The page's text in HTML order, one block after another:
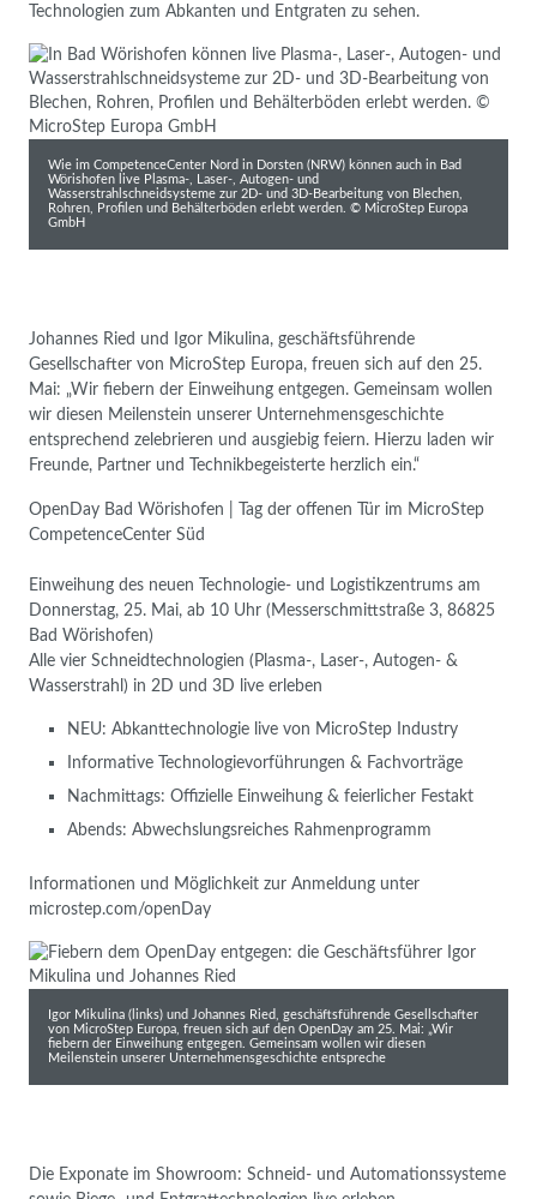
Technologien zum Abkanten und Entgraten zu sehen.
Wie im CompetenceCenter Nord in Dorsten (NRW) können auch in Bad
Wörishofen live Plasma-, Laser-, Autogen- und
Wasserstrahlschneidsysteme zur 2D- und 3D-Bearbeitung von Blechen,
Rohren, Profilen und Behälterböden erlebt werden. © MicroStep Europa
GmbH
Johannes Ried und Igor Mikulina, geschäftsführende
Gesellschafter von MicroStep Europa, freuen sich auf den 25.
Mai: „Wir fiebern der Einweihung entgegen. Gemeinsam wollen
wir diesen Meilenstein unserer Unternehmensgeschichte
entsprechend zelebrieren und ausgiebig feiern. Hierzu laden wir
Freunde, Partner und Technikbegeisterte herzlich ein.“
OpenDay Bad Wörishofen | Tag der offenen Tür im MicroStep
CompetenceCenter Süd
Einweihung des neuen Technologie- und Logistikzentrums am
Donnerstag, 25. Mai, ab 10 Uhr (Messerschmittstraße 3, 86825
Bad Wörishofen)
Alle vier Schneidtechnologien (Plasma-, Laser-, Autogen- &
Wasserstrahl) in 2D und 3D live erleben
NEU: Abkanttechnologie live von MicroStep Industry
Informative Technologievorführungen & Fachvorträge
Nachmittags: Offizielle Einweihung & feierlicher Festakt
Abends: Abwechslungsreiches Rahmenprogramm
Informationen und Möglichkeit zur Anmeldung unter
microstep.com/openDay
Igor Mikulina (links) und Johannes Ried, geschäftsführende Gesellschafter
von MicroStep Europa, freuen sich auf den OpenDay am 25. Mai: „Wir
fiebern der Einweihung entgegen. Gemeinsam wollen wir diesen
Meilenstein unserer Unternehmensgeschichte entspreche
Die Exponate im Showroom: Schneid- und Automationssysteme